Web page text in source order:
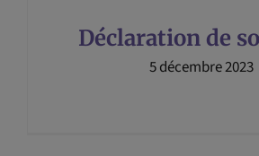
Déclaration de
5 décembre 2023